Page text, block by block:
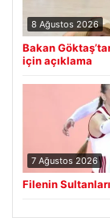
8 Ağustos 2026
Bakan
için açıklama
7 Ağustos 2026
Filenin